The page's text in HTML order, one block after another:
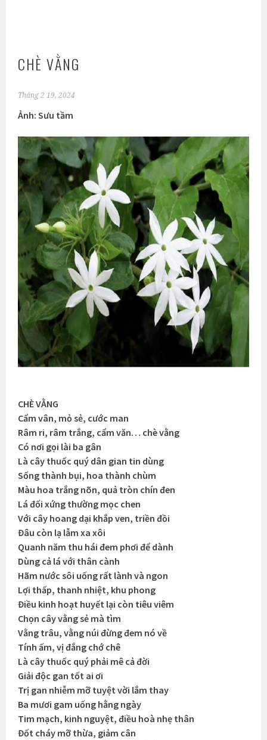
CHÈ VẰNG
Tháng 2 19, 2024
Ảnh: Sưu tầm
CHÈ VẰNG
Cẩm vân, mỏ sẻ, cước man
Râm ri, râm trắng, cẩm văn… chè vằng
Có nơi gọi lài ba gân
Là cây thuốc quý dân gian tin dùng
Sống thành bụi, hoa thành chùm
Màu hoa trắng nõn, quả tròn chín đen
Lá đối xứng thường mọc chen
Với cây hoang dại khắp ven, triền đồi
Đâu còn lạ lẫm xa xôi
Quanh năm thu hái đem phơi để dành
Dùng cả lá với thân cành
Hãm nước sôi uống rất lành và ngon
Lợi thấp, thanh nhiệt, khu phong
Điều kinh hoạt huyết lại còn tiêu viêm
Chọn cây vằng sẻ mà tìm
Vằng trâu, vằng núi đừng đem nó về
Tính ấm, vị đắng chớ chê
Là cây thuốc quý phải mê cả đời
Giải độc gan tốt ai ơi
Trị gan nhiễm mỡ tuyệt vời lắm thay
Ba mươi gam uống hằng ngày
Tim mạch, kinh nguyệt, điều hoà nhẹ thân
Đốt cháy mỡ thừa, giảm cân